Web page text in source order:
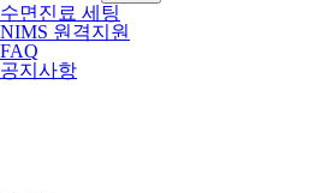
수면진료 세팅
NIMS 원격지원
FAQ
공지사항